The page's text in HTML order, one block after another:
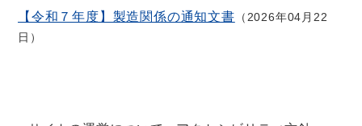
【令和７年度】製造関係の通知文書
2026年04月22
日